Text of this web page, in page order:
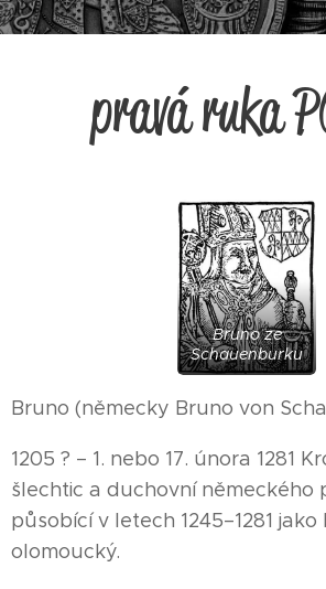
pravá ruka
Bruno ze
Schauenburku
Bruno (německy Bruno von
1205 ? – 1. nebo 17. února 1281
šlechtic a duchovní německého
působící v letech 1245–1281 jako
olomoucký.